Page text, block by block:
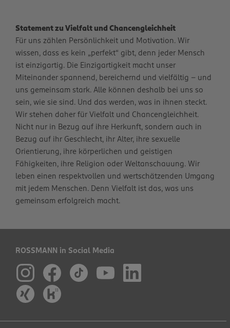
Statement zu Vielfalt und Chancengleichheit
Für uns zählen Persönlichkeit und Motivation. Wir
wissen, dass es kein „perfekt“ gibt, denn jeder Mensch
ist einzigartig. Die Einzigartigkeit macht unser
Miteinander spannend, bereichernd und vielfältig – und
uns gemeinsam stark. Alle können deshalb bei uns so
sein, wie sie sind. Und das werden, was in ihnen steckt.
Wir stehen daher für Vielfalt und Chancengleichheit.
Nicht nur in Bezug auf ihre Herkunft, sondern auch in
Bezug auf ihr Geschlecht, ihr Alter, ihre sexuelle
Orientierung, ihre körperlichen und geistigen
Fähigkeiten, ihre Religion oder Weltanschauung. Wir
leben einen respektvollen und wertschätzenden Umgang
mit jedem Menschen. Denn Vielfalt ist das, was uns
gemeinsam erfolgreich macht.
ROSSMANN in Social Media